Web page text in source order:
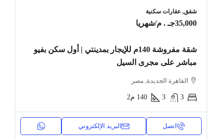
شقق, عقارات سكنية
35,000جـ . م /شهريا
شقة مفروشة 140م للإيجار بمدينتي | أول سكن بفيو
مباشر على مجرى السيل
القاهرة الجديدة, مصر
3
3
140 م2
اتصل البريد الإلكتروني